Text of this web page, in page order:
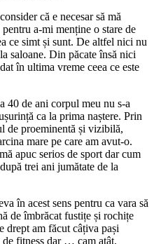
că e necesar să mă
a-mi menține o stare de
ce simt și sunt. De altfel nici nu
saloane. Din păcate însă nici
în ultima vreme ceea ce este
40 de ani corpul meu nu s-a
ca la prima naștere. Prin
de proeminentă și vizibilă,
mare pe care am avut-o.
apuc serios de sport dar cum
trei ani jumătate de la
în acest sens pentru ca vara să
de îmbrăcat fustițe și rochițe
drept am făcut câțiva pași
fitness dar … cam atât.